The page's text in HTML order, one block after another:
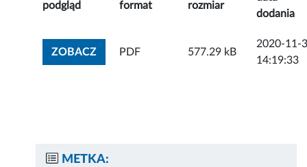
podgląd format rozmiar
dodania
ZOBACZZOBACZ ZAŁĄCZNIK
PDF 577.29 kB
2020-11-
14:19:33
METKA: